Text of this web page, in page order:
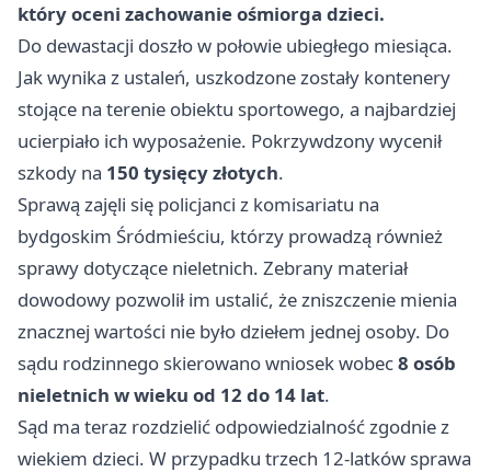
który oceni zachowanie ośmiorga dzieci.
Do dewastacji doszło w połowie ubiegłego miesiąca.
Jak wynika z ustaleń, uszkodzone zostały kontenery
stojące na terenie obiektu sportowego, a najbardziej
ucierpiało ich wyposażenie. Pokrzywdzony wycenił
szkody na 150 tysięcy złotych.
Sprawą zajęli się policjanci z komisariatu na
bydgoskim Śródmieściu, którzy prowadzą również
sprawy dotyczące nieletnich. Zebrany materiał
dowodowy pozwolił im ustalić, że zniszczenie mienia
znacznej wartości nie było dziełem jednej osoby. Do
sądu rodzinnego skierowano wniosek wobec8 osób
nieletnich w wieku od 12 do 14 lat.
Sąd ma teraz rozdzielić odpowiedzialność zgodnie z
wiekiem dzieci. W przypadku trzech 12-latków sprawa